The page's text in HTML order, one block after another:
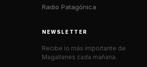
Radio Patagónica
NEWSLETTER
Recibe lo más importante de
Magallanes cada mañana.